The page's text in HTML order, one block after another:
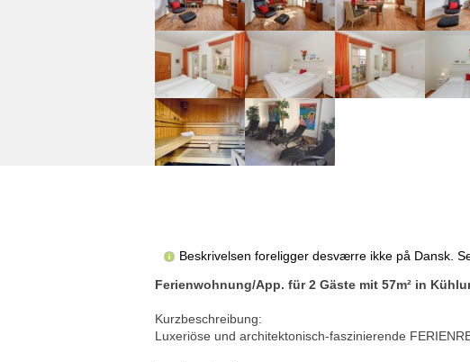
Beskrivelsen foreligger desværre ikke på Dansk.
Ferienwohnung/App. für 2 Gäste mit 57m² in
Kurzbeschreibung:
Luxeriöse und architektonisch-faszinierende